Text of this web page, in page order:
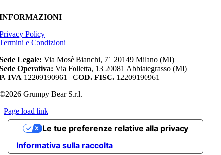
INFORMAZIONI
Privacy Policy
Termini e Condizioni
Sede Legale: Via Mosè Bianchi, 71 20149 Milano (MI)
Sede Operativa: Via Folletta, 13 20081 Abbiategrasso (MI)
P. IVA 12209190961 |COD. FISC. 12209190961
©2026 Grumpy Bear S.r.l.
Page load link
Torna
cima
Informativa sulla raccolta
Le tue preferenze relative alla privacy